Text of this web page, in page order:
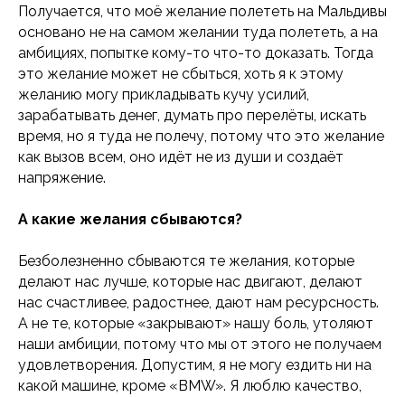
Получается, что моё желание полететь на Мальдивы
основано не на самом желании туда полететь, а на
амбициях, попытке кому-то что-то доказать. Тогда
это желание может не сбыться, хоть я к этому
желанию могу прикладывать кучу усилий,
зарабатывать денег, думать про перелёты, искать
время, но я туда не полечу, потому что это желание
как вызов всем, оно идёт не из души и создаёт
напряжение.
А какие желания сбываются?
Безболезненно сбываются те желания, которые
делают нас лучше, которые нас двигают, делают
нас счастливее, радостнее, дают нам ресурсность.
А не те, которые «закрывают» нашу боль, утоляют
наши амбиции, потому что мы от этого не получаем
удовлетворения. Допустим, я не могу ездить ни на
какой машине, кроме «BMW». Я люблю качество,